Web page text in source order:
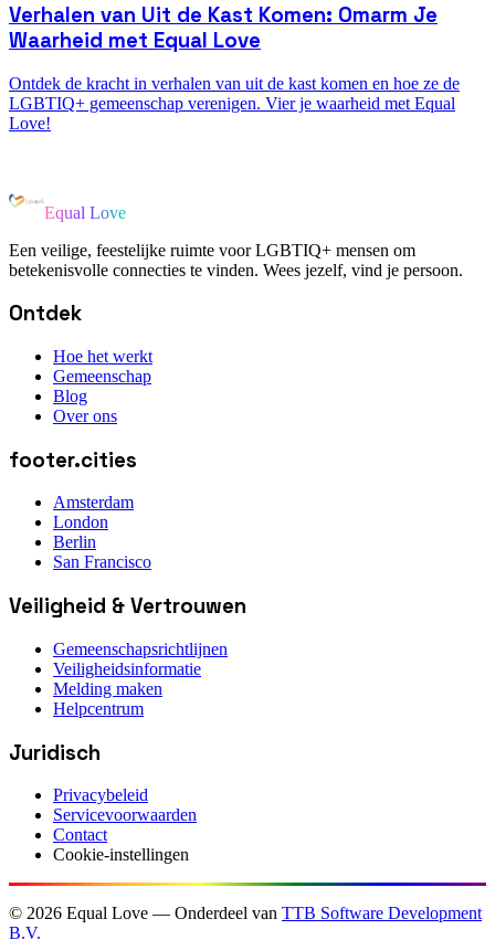
Verhalen van Uit de Kast Komen: Omarm Je
Waarheid met Equal Love
Ontdek de kracht in verhalen van uit de kast komen en hoe ze de
LGBTIQ+ gemeenschap verenigen. Vier je waarheid met Equal
Love!
Equal Love
Een veilige, feestelijke ruimte voor LGBTIQ+ mensen om
betekenisvolle connecties te vinden. Wees jezelf, vind je persoon.
Ontdek
Hoe het werkt
Gemeenschap
Blog
Over ons
footer.cities
Amsterdam
London
Berlin
San Francisco
Veiligheid & Vertrouwen
Gemeenschapsrichtlijnen
Veiligheidsinformatie
Melding maken
Helpcentrum
Juridisch
Privacybeleid
Servicevoorwaarden
Contact
Cookie-instellingen
© 2026 Equal Love — Onderdeel van TTB Software Development
B.V.